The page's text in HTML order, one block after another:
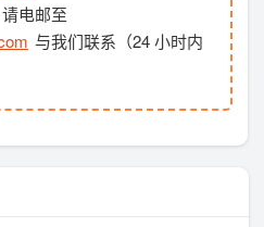
电邮至
与我们联系（24 小时内